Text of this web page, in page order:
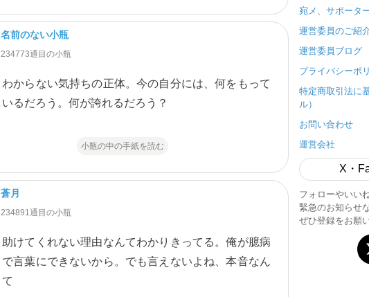
名前のない小瓶
234773通目の小瓶
わからない気持ちの正体。今の自分には、何をもって
いるだろう。何が誇れるだろう？
小瓶の中の手紙を読む
蒼月
234891通目の小瓶
助けてくれない理由なんてわかりきってる。俺が臆病
で言葉にできないから。でも言えないよね、本音なん
て
宛メ、サポータ
運営委員のご紹
運営委員ブログ
プライバシーポ
特定商取引法に
ル）
お問い合わせ
運営会社
X・
フォローやいい
緊急のお知らせ
ぜひ登録をお願